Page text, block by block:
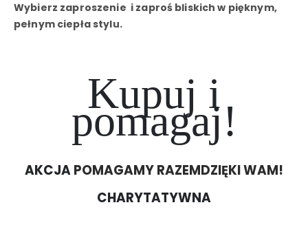
Wybierz zaproszenie i zaproś bliskich w pięknym,
pełnym ciepła stylu.
Kupuj i
pomagaj!
AKCJA POMAGAMY RAZEMDZIĘKI WAM!
CHARYTATYWNA